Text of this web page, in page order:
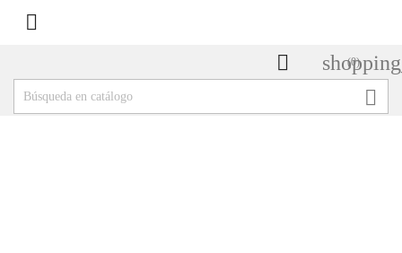

(0)

